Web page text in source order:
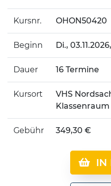
Kursnr. OHON50420
Beginn Di.,
Dauer 16 Termine
Kursort
VHS
Klassenraum
Gebühr 349,30 €
IN